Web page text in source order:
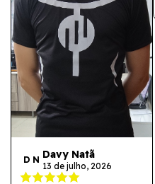
D N Davy Natã
13 de julho, 2026